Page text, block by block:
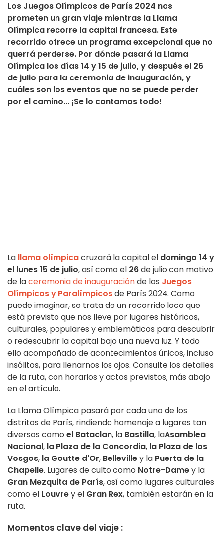
Los Juegos Olímpicos de París 2024 nos
prometen un gran viaje mientras la Llama
Olímpica recorre la capital francesa. Este
recorrido ofrece un programa excepcional que no
querrá perderse. Por dónde pasará la Llama
Olímpica los días 14 y 15 de julio, y después el 26
de julio para la ceremonia de inauguración, y
cuáles son los eventos que no se puede perder
por el camino... ¡Se lo contamos todo!
La llama olímpicacruzará la capital el domingo 14 y
el lunes 15 de julio, así como el 26de julio con motivo
de laceremonia de inauguraciónde los Juegos
Olímpicos y Paralímpicosde París 2024. Como
puede imaginar, se trata de un recorrido loco que
está previsto que nos lleve por lugares históricos,
culturales, populares y emblemáticos para descubrir
o redescubrir la capital bajo una nueva luz. Y todo
ello acompañado de acontecimientos únicos, incluso
insólitos, para llenarnos los ojos. Consulte los detalles
de la ruta, con horarios y actos previstos, más abajo
en el artículo.
La Llama Olímpica pasará por cada uno de los
distritos de París, rindiendo homenaje a lugares tan
diversos como el Bataclan, la Bastilla, laAsamblea
Nacional, la Plaza de la Concordia, la Plaza de los
Vosgos, la Goutte d'Or, Bellevilley la Puerta de la
Chapelle. Lugares de culto como Notre-Damey la
Gran Mezquita de París, así como lugares culturales
como el Louvrey el Gran Rex, también estarán en la
ruta.
Momentos clave del viaje :